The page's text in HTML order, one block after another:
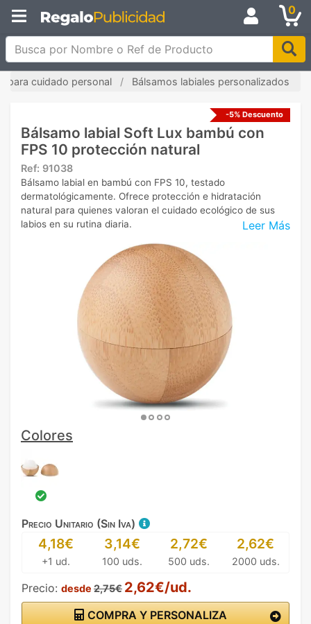
0
Busca por Nombre o Ref de Producto
para cuidado personal Bálsamos labiales personalizados
-5% Descuento
Bálsamo labial Soft Lux bambú con
FPS 10 protección natural
Ref: 91038
Leer Más
Bálsamo labial en bambú con FPS 10, testado
dermatológicamente. Ofrece protección e hidratación
natural para quienes valoran el cuidado ecológico de sus
labios en su rutina diaria.
Colores
Precio Unitario (Sin Iva)
4,18€
+1 ud.
3,14€
100 uds.
2,72€
500 uds.
2,62€
2000 uds.
Precio: desde 2,75€ 2,62€/ud.
COMPRA Y PERSONALIZA